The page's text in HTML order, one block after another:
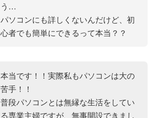
う…
パソコンにも詳しくないんだけど、初
心者でも簡単にできるって本当？？
本当です！！実際私もパソコンは大の
苦手！！
普段パソコンとは無縁な生活をしてい
る専業主婦ですが、無事開設できまし